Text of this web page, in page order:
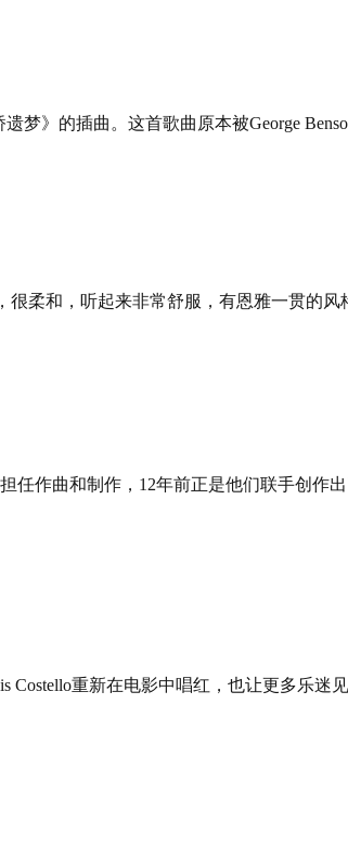
》的插曲。这首歌曲原本被George
柔和，听起来非常舒服，有恩雅一贯的风
担任作曲和制作，12年前正是他们联手创
Costello重新在电影中唱红，也让更多乐迷